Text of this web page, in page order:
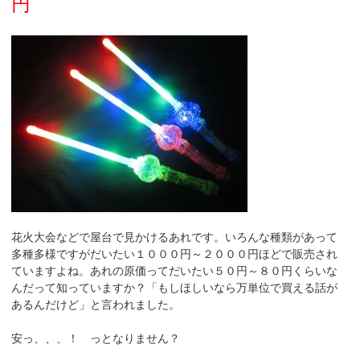
花火大会などで屋台で見かけるあれです。いろんな種類があって
多種多様ですがだいたい１０００円～２０００円ほどで販売され
ていますよね。あれの原価ってだいたい５０円～８０円くらいな
んだって知っていますか？「もしほしいなら万単位で買える話が
あるんだけど」と言われました。
安っ、、、！ っとなりません？